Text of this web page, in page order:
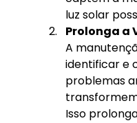
luz solar
Prolonga a
A
identificar e
problemas
Isso